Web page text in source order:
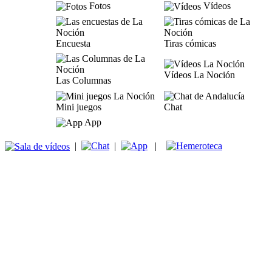
Fotos
Vídeos
Encuesta Tiras cómicas
Las Columnas
Vídeos La Noción
Mini juegos
Chat
App
| | |